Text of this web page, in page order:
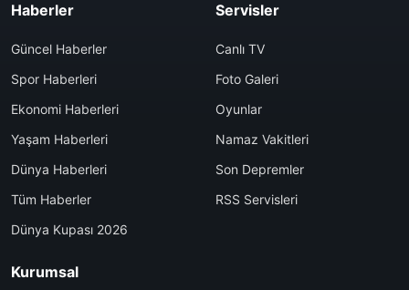
Haberler
Güncel Haberler
Spor Haberleri
Ekonomi Haberleri
Yaşam Haberleri
Dünya Haberleri
Tüm Haberler
Dünya Kupası 2026
Servisler
Canlı TV
Foto Galeri
Oyunlar
Namaz Vakitleri
Son Depremler
RSS Servisleri
Kurumsal